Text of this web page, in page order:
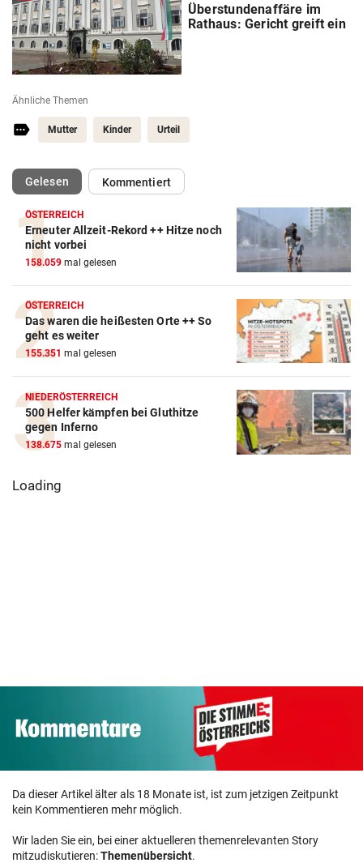
Überstundenaffäre im
Rathaus: Gericht greift ein
Ähnliche Themen
Mutter Kinder Urteil
Gelesen(ausgewählt)Kommentiert
ÖSTERREICH
Erneuter Allzeit-Rekord ++ Hitze noch
nicht vorbei
158.059 mal gelesen
ÖSTERREICH
Das waren die heißesten Orte ++ So
geht es weiter
155.351 mal gelesen
NIEDERÖSTERREICH
500 Helfer kämpfen bei Gluthitze
gegen Inferno
138.675 mal gelesen
Loading
Da dieser Artikel älter als 18 Monate ist, ist zum jetzigen Zeitpunkt
kein Kommentieren mehr möglich.
Wir laden Sie ein, bei einer aktuelleren themenrelevanten Story
mitzudiskutieren:Themenübersicht.